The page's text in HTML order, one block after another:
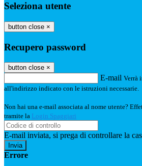
Seleziona utente
button close ×
Recupero password
button close ×
E-mail Verrà
all'indirizzo indicato con le istruzioni necessarie.
Non hai una e-mail associata al nome utente?
tramite la Login Spaggiari
E-mail inviata, si prega di controllare la
Errore